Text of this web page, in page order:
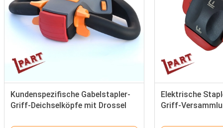
Kundenspezifische Gabelstapler-
Griff-Deichselköpfe mit Drossel
Elektrische
Griff-